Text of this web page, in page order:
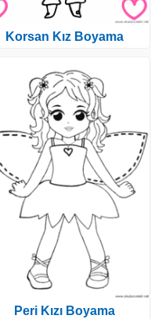
Korsan Kız Boyama
Peri Kızı Boyama